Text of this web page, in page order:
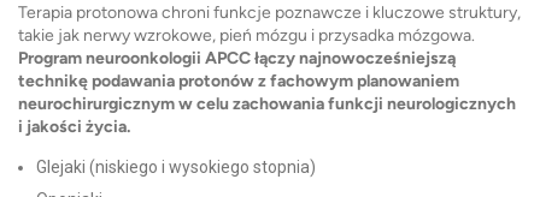
Terapia protonowa chroni funkcje poznawcze i kluczowe struktury,
takie jak nerwy wzrokowe, pień mózgu i przysadka mózgowa.
Program neuroonkologii APCC łączy najnowocześniejszą
technikę podawania protonów z fachowym planowaniem
neurochirurgicznym w celu zachowania funkcji neurologicznych
i jakości życia.
Glejaki (niskiego i wysokiego stopnia)